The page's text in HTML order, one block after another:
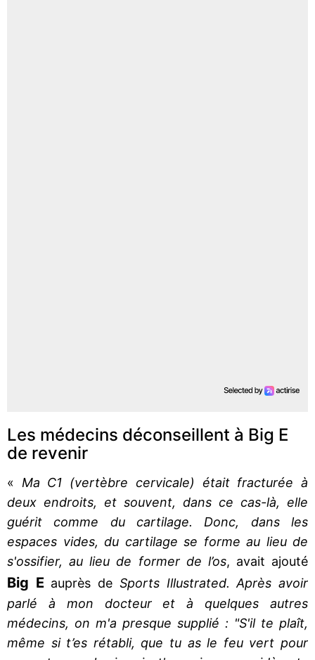
Les médecins déconseillent à Big E
de revenir
« Ma C1 (vertèbre cervicale) était fracturée à
deux endroits, et souvent, dans ce cas-là, elle
guérit comme du cartilage. Donc, dans les
espaces vides, du cartilage se forme au lieu de
s'ossifier, au lieu de former de l’os, avait ajouté
Big E auprès de Sports Illustrated. Après avoir
parlé à mon docteur et à quelques autres
médecins, on m'a presque supplié : "S'il te plaît,
même si t’es rétabli, que tu as le feu vert pour